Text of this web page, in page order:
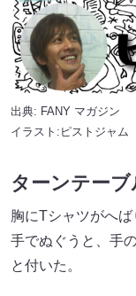
出典: FANY マガジン
イラスト:ピストジャム
ターンテーブ
胸にTシャツがへ
手でぬぐうと、手
と付いた。